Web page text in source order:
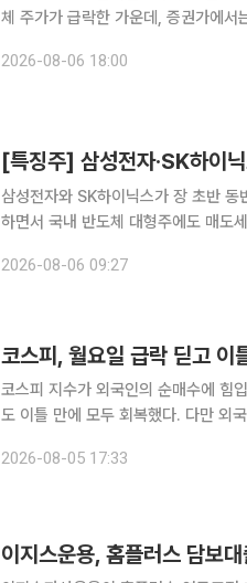
체 주가가 급락한 가운데, 증권가에서
로 3분기 중 반도체 업종에 탄력적인
2026-08-06 18:00
삼성전자와 SK하이닉스가 장 초반
하면서 국내 반도체 대형주에도 매도세가 유입된 것으
2026-08-06 09:27
코스피, 월요일 급락 딛고
코스피 지수가 외국인의 순매수에 힘
도 이틀 만에 모두 회복했다. 다만 외
한국거래소에 따르면 코스피 지수는
2026-08-05 17:33
이지스운용, 홈플러스 담보